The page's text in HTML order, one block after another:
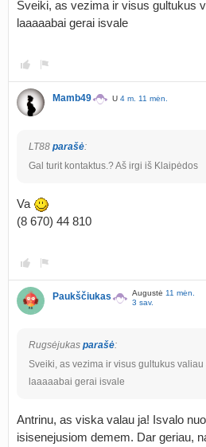
Sveiki, as vezima ir visus gultukus
laaaaabai gerai isvale
Mamb49 U 4 m. 11 mėn.
LT88 parašė:
Gal turit kontaktus.? Aš irgi iš Klaipėdos
Va
(8 670) 44 810
Paukščiukas Augustė 11 mėn.
3 sav.
Rugsėjukas parašė:
Sveiki, as vezima ir visus gultukus
laaaaabai gerai isvale
Antrinu, as viska valau ja! Isvalo
isisenejusiom demem. Dar geriau,